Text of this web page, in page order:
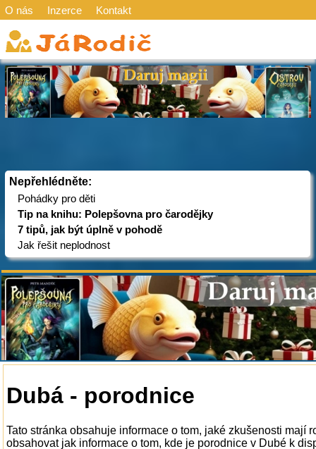
O nás Inzerce Kontakt
Nepřehlédněte:
Pohádky pro děti
Tip na knihu: Polepšovna pro čarodějky
7 tipů, jak být úplně v pohodě
Jak řešit neplodnost
Dubá - porodnice
Tato stránka obsahuje informace o tom, jaké zkušenosti mají
obsahovat jak informace o tom, kde je porodnice v Dubé k